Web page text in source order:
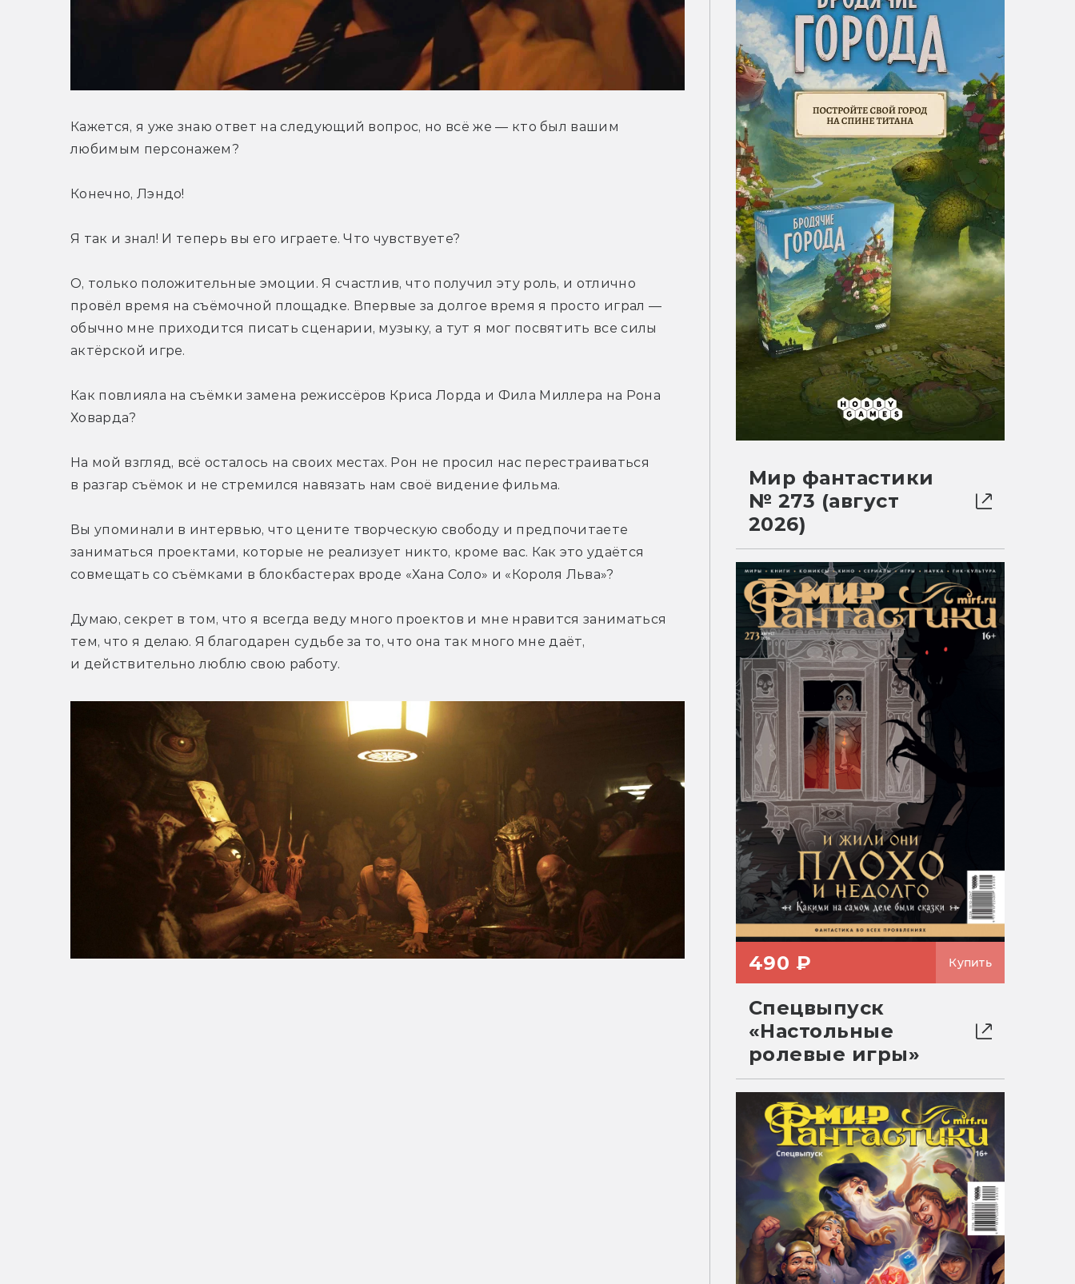
Кажется, я уже знаю ответ на следующий вопрос, но всё же — кто был вашим
любимым персонажем?
Конечно, Лэндо!
Я так и знал! И теперь вы его играете. Что чувствуете?
О, только положительные эмоции. Я счастлив, что получил эту роль, и отлично
провёл время на съёмочной площадке. Впервые за долгое время я просто играл —
обычно мне приходится писать сценарии, музыку, а тут я мог посвятить все силы
актёрской игре.
Как повлияла на съёмки замена режиссёров Криса Лорда и Фила Миллера на Рона
Ховарда?
На мой взгляд, всё осталось на своих местах. Рон не просил нас перестраиваться
в разгар съёмок и не стремился навязать нам своё видение фильма.
Вы упоминали в интервью, что цените творческую свободу и предпочитаете
заниматься проектами, которые не реализует никто, кроме вас. Как это удаётся
совмещать со съёмками в блокбастерах вроде «Хана Соло» и «Короля Льва»?
Думаю, секрет в том, что я всегда веду много проектов и мне нравится заниматься
тем, что я делаю. Я благодарен судьбе за то, что она так много мне даёт,
и действительно люблю свою работу.
Мир фантастики
№ 273 (август
2026)
490 ₽ Купить
Спецвыпуск
«Настольные
ролевые игры»